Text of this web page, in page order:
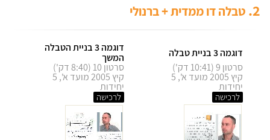
2. טבלה דו ממדית + ברנולי
דוגמה 3 בניית טבלה
סרטון 9 (10:41 דק')
קיץ 2005 מועד א', 5
יחידות
לרכישה
דוגמה 3 בניית הטבלה
המשך
סרטון 10 (8:40 דק')
קיץ 2005 מועד א', 5
יחידות
לרכישה